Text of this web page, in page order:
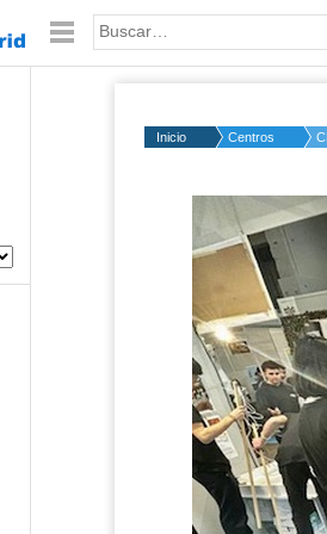
Palabra o frase:
Inicio Centros